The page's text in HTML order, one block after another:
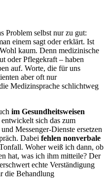
Problem selbst nur zu gut:
einem sagt oder erklärt. Ist
kaum. Denn medizinische
oder Pflegekraft – haben
auf. Worte, die für uns
aber oft nur
Medizinsprache schlichtweg
im Gesundheitsweisen
sich das zum
Messenger-Dienste ersetzen
Dabei fehlen nonverbale
Woher weiß ich dann, ob
hat, was ich ihm mitteile? Der
echte Verständigung
die Behandlung